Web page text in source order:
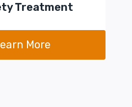
Treatment
More